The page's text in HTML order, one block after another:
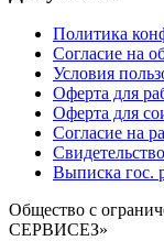
Политика
Согласие на
Условия
Оферта для
Оферта для
Согласие на
Выписка гос.
Общество с
СЕРВИСЕЗ»